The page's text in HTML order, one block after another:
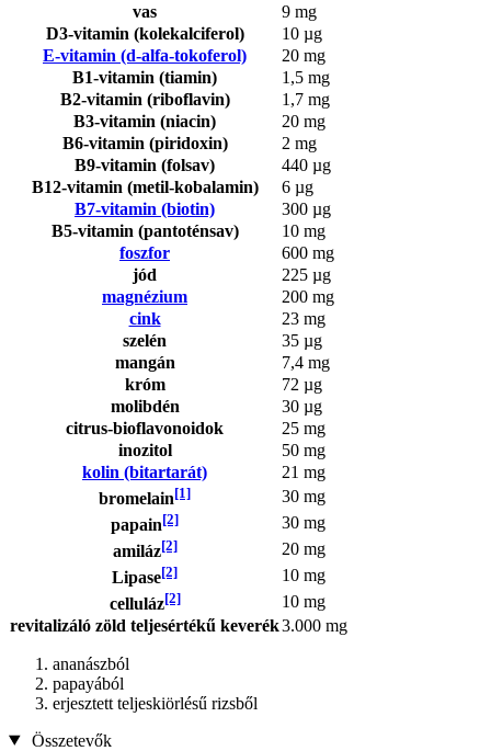
vas
9 mg
D3-vitamin (kolekalciferol)
10 µg
E-vitamin (d-alfa-tokoferol)
20 mg
B1-vitamin (tiamin)
1,5 mg
B2-vitamin (riboflavin)
1,7 mg
B3-vitamin (niacin)
20 mg
B6-vitamin (piridoxin)
2 mg
B9-vitamin (folsav)
440 µg
B12-vitamin (metil-kobalamin)
6 µg
B7-vitamin (biotin)
300 µg
B5-vitamin (pantoténsav)
10 mg
foszfor
600 mg
jód
225 µg
magnézium
200 mg
cink
23 mg
szelén
35 µg
mangán
7,4 mg
króm
72 µg
molibdén
30 µg
citrus-bioflavonoidok
25 mg
inozitol
50 mg
kolin (bitartarát)
21 mg
bromelain[1]
30 mg
papain[2]
30 mg
amiláz[2]
20 mg
Lipase[2]
10 mg
celluláz[2]
10 mg
revitalizáló zöld teljesértékű keverék3.000 mg
ananászból
papayából
erjesztett teljeskiörlésű rizsből
Összetevők